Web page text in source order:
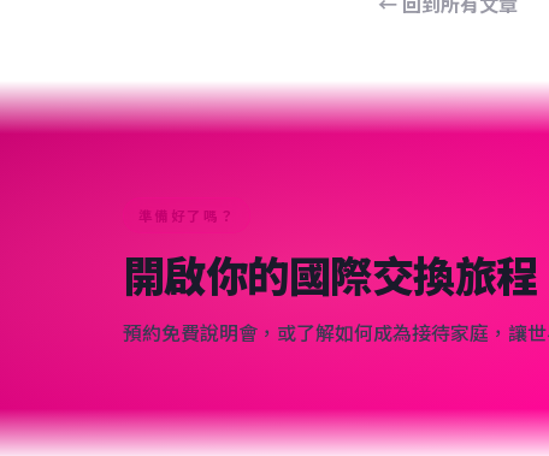
準備好了嗎？
開啟你的國際交換旅程
預約免費說明會，或了解如何成為接待家庭，讓